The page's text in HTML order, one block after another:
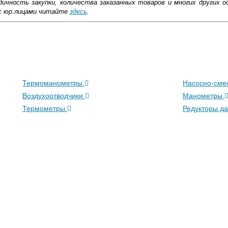
закупки, количества заказанных товаров и многих других
юр.лицами читайте здесь
области
реального времени
как при доставке, так и самовывозом
Web-money, Qiwi-кошельки и другие).
Термоманометры
Насосно-
Воздухоотводчики
Манометры
Термометры Редукторы